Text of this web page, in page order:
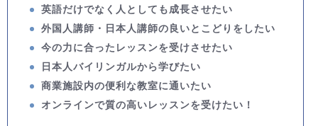
英語だけでなく人としても成長させたい
外国人講師・日本人講師の良いとこどりをしたい
今の力に合ったレッスンを受けさせたい
日本人バイリンガルから学びたい
商業施設内の便利な教室に通いたい
オンラインで質の高いレッスンを受けたい！